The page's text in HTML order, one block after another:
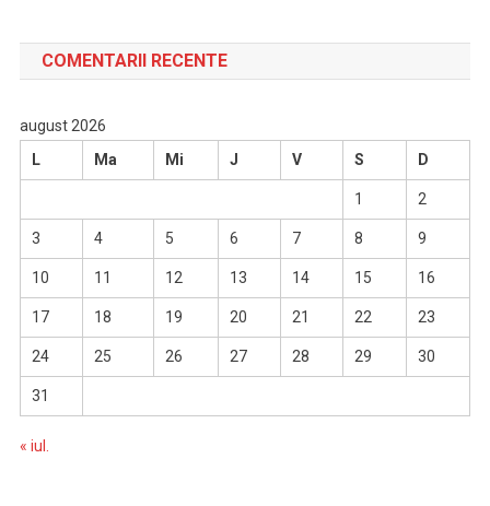
COMENTARII RECENTE
august 2026
L
Ma Mi J V S D
1 2
3 4 5 6 7 8 9
10 11 12 13 14 15 16
17 18 19 20 21 22 23
24 25 26 27 28 29 30
31
« iul.